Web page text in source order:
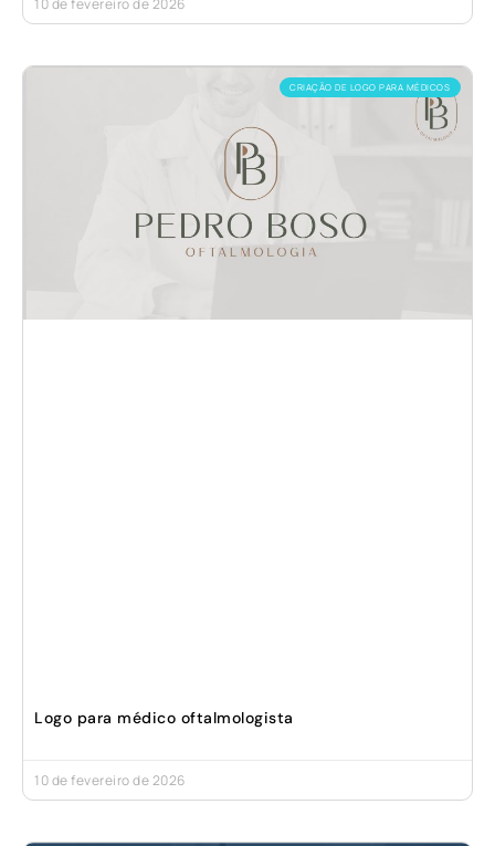
10 de fevereiro de 2026
CRIAÇÃO DE LOGO PARA MÉDICOS
Logo para médico oftalmologista
10 de fevereiro de 2026